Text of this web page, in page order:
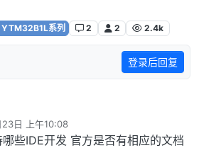
YTM32B1L系列 2 2 2.4k
登录后回复
日 上午10:08
些IDE开发 官方是否有相应的文档